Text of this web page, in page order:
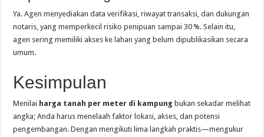
Ya. Agen menyediakan data verifikasi, riwayat transaksi, dan dukungan
notaris, yang memperkecil risiko penipuan sampai 30 %. Selain itu,
agen sering memiliki akses ke lahan yang belum dipublikasikan secara
umum.
Kesimpulan
Menilai harga tanah per meter di kampung bukan sekadar melihat
angka; Anda harus menelaah faktor lokasi, akses, dan potensi
pengembangan. Dengan mengikuti lima langkah praktis—mengukur